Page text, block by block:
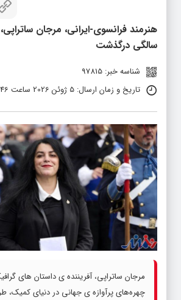
سالگی درگذشت
شناسه خبر: 97815
تاریخ و زمان ارسال: 5 ژوئن 2026 ساعت 13:46
مرجان ساتراپی، آفریننده ی داستان های
چهره‌های پرآوازه ی جهانی در دنیای کمیک،